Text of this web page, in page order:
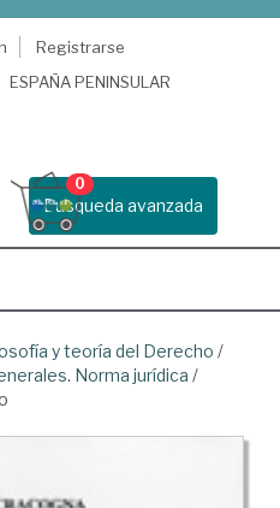
Registrarse
ESPAÑA PENINSULAR
Busqueda avanzada
0
y teoría del Derecho /
Norma jurídica /